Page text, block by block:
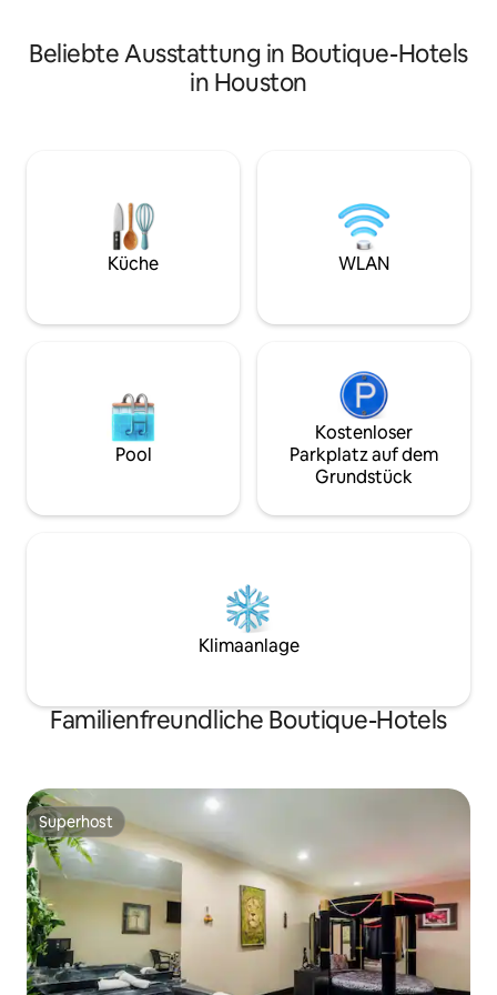
Beliebte Ausstattung in Boutique-Hotels
in Houston
Küche WLAN
Pool
Kostenloser
Parkplatz auf dem
Grundstück
Klimaanlage
Familienfreundliche Boutique-Hotels
Superhost
Superhost